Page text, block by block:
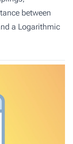
between
a Logarithmic